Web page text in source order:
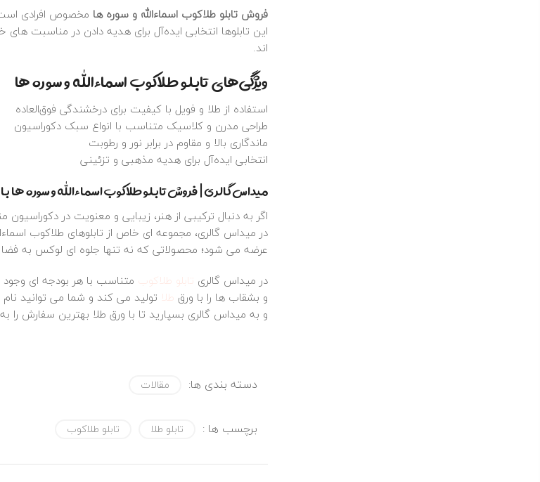
فروش تابلو طلاکوب اسماءالله و سوره‌ ها مخصوص افرادی
این تابلوها انتخابی ایده‌آل برای هدیه دادن در مناسبت‌
اند.
ویژگی‌های تابلو طلاکوب اسماءالله و سوره‌ ها
استفاده از طلا و فویل با کیفیت برای درخشندگی فوق‌العاده
طراحی مدرن و کلاسیک متناسب با انواع سبک دکوراسیون
ماندگاری بالا و مقاوم در برابر نور و رطوبت
انتخابی ایده‌آل برای هدیه مذهبی و تزئینی
میداس گالری | فروش تابلو طلاکوب اسماءالله و سوره‌
اگر به‌ دنبال ترکیبی از هنر، زیبایی و معنویت در دکوراسیون
در میداس گالری، مجموعه‌ ای خاص از تابلوهای طلاکوب
عرضه می‌ شود؛ محصولاتی که نه‌ تنها جلوه‌ ای لوکس به
در میداس گالری تابلو طلاکوب متناسب با هر بودجه ای وجود
و بشقاب ها را با ورق طلا تولید می کند و شما می توانید
و به میداس گالری بسپارید تا با ورق طلا بهترین سفارش را
دسته بندی ها: مقالات
برچسب ها : تابلو طلا تابلو طلاکوب